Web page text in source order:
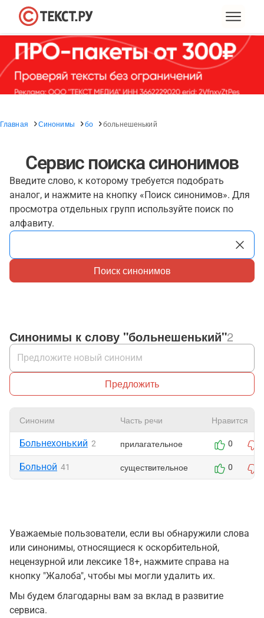
Главная Синонимы бо больнешенький
Сервис поиска синонимов
Введите слово, к которому требуется подобрать
аналог, и нажмите на кнопку «Поиск синонимов». Для
просмотра отдельных групп используйте поиск по
алфавиту.
Поиск синонимов
Синонимы к слову "больнешенький"2
Предложить
Синоним Часть речи Нравится
Больнехонький 2 прилагательное 0
Больной 41 существительное 0
Уважаемые пользователи, если вы обнаружили слова
или синонимы, относящиеся к оскорбительной,
нецензурной или лексике 18+, нажмите справа на
кнопку "Жалоба", чтобы мы могли удалить их.
Мы будем благодарны вам за вклад в развитие
сервиса.